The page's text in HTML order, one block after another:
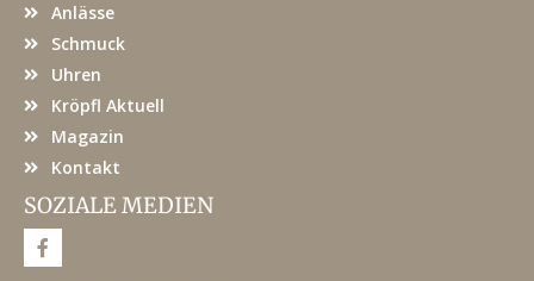
Anlässe
Schmuck
Uhren
Kröpfl Aktuell
Magazin
Kontakt
SOZIALE MEDIEN
F
a